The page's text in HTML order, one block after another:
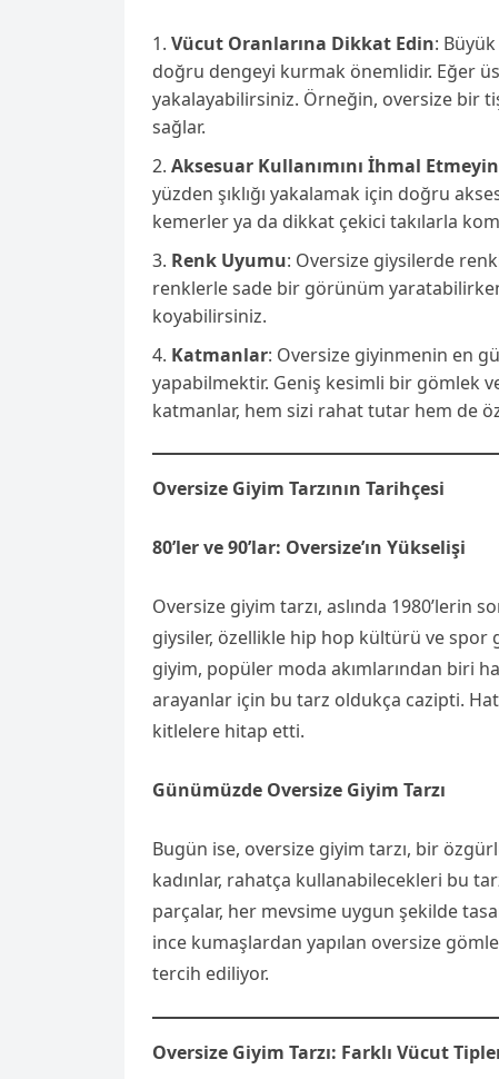
Vücut Oranlarına Dikkat Edin:
doğru dengeyi kurmak önemlidir. Eğer
yakalayabilirsiniz. Örneğin, oversize bir
sağlar.
Aksesuar Kullanımını İhmal Etmeyin
yüzden şıklığı yakalamak için doğru
kemerler ya da dikkat çekici takılarla
Renk Uyumu: Oversize giysilerde
renklerle sade bir görünüm
koyabilirsiniz.
Katmanlar: Oversize giyinmenin en
yapabilmektir. Geniş kesimli bir gömlek ve
katmanlar, hem sizi rahat tutar hem de
Oversize Giyim Tarzının Tarihçesi
80’ler ve 90’lar: Oversize’ın Yükselişi
Oversize giyim tarzı, aslında 1980’lerin
giysiler, özellikle hip hop kültürü ve spor
giyim, popüler moda akımlarından biri
arayanlar için bu tarz oldukça cazipti.
kitlelere hitap etti.
Günümüzde Oversize Giyim Tarzı
Bugün ise, oversize giyim tarzı, bir
kadınlar, rahatça kullanabilecekleri bu
parçalar, her mevsime uygun şekilde
ince kumaşlardan yapılan oversize
tercih ediliyor.
Oversize Giyim Tarzı: Farklı Vücut